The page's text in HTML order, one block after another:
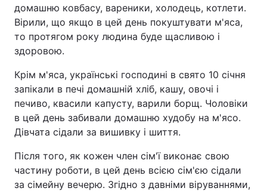
домашню ковбасу, вареники, холодець, котлети.
Вірили, що якщо в цей день покуштувати м'яса,
то протягом року людина буде щасливою і
здоровою.
Крім м'яса, українські господині в свято 10 січня
запікали в печі домашній хліб, кашу, овочі і
печиво, квасили капусту, варили борщ. Чоловіки
в цей день забивали домашню худобу на м'ясо.
Дівчата сідали за вишивку і шиття.
Після того, як кожен член сім'ї виконає свою
частину роботи, в цей день всією сім'єю сідали
за сімейну вечерю. Згідно з давніми віруваннями,